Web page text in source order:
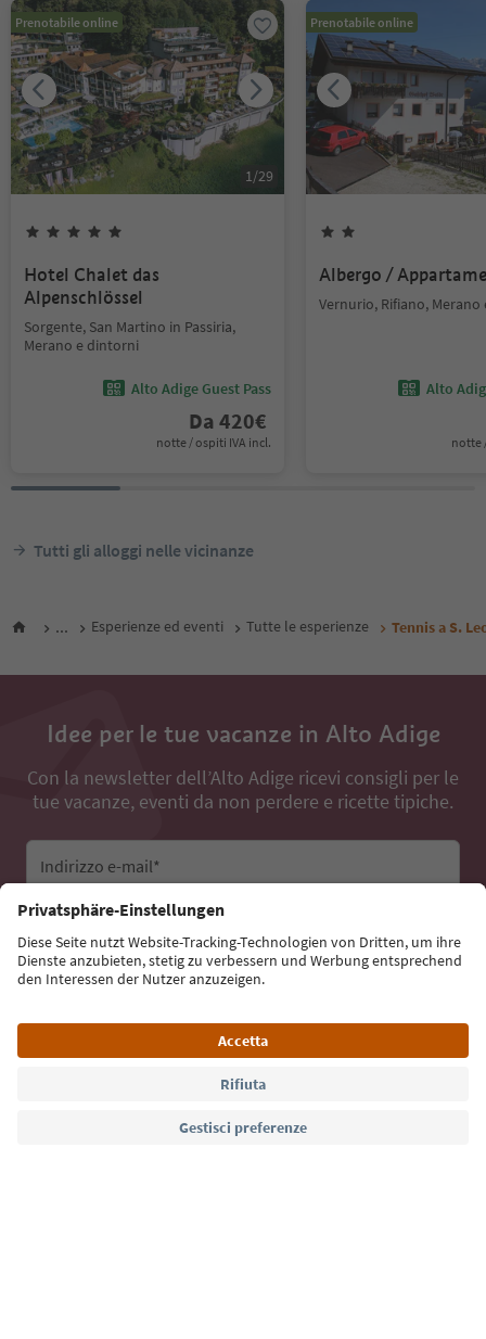
Prenotabile online
1/29
Hotel Chalet das
Alpenschlössel
Sorgente, San Martino in Passiria,
Merano e dintorni
Alto Adige Guest Pass
Da 420€
notte / ospiti IVA incl.
Prenotabile online
Albergo /
Vernurio, Rifiano,
Alto
notte
Tutti gli alloggi nelle vicinanze
... Esperienze ed eventi Tutte le esperienze Tennis a S.
Idee per le tue vacanze in Alto Adige
Con la newsletter dell’Alto Adige ricevi consigli per le
tue vacanze, eventi da non perdere e ricette tipiche.
Indirizzo e-mail*
Iscriviti alla newsletter